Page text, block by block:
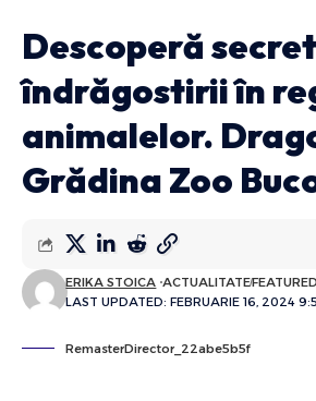
Descoperă
îndrăgostirii în
animalelor.
Grădina Zoo
LAST UPDATED: FEBRUARIE 16, 2024
ERIKA STOICA ACTUALITATEFEATURED
RemasterDirector_22abe5b5f